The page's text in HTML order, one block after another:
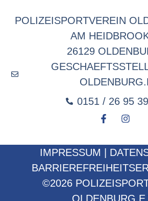
POLIZEISPORTVEREIN
AM
26129
0151 / 26 95
IMPRESSUM |
©2026
OLDENBURG